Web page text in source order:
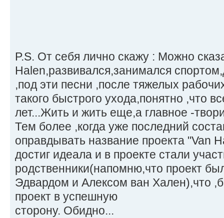
P.S. От себя лично скажу : Можно
Halen,развивался,занимался
,под эти песни ,после тяжелых
такого быстрого ухода,понятно ,что
лет...Жить и жить еще,а главное -
Тем более ,когда уже последний
оправдывать название проекта "Van
достиг идеала и в проекте стали
родственники(напомню,что проект
Эдвардом и Алексом ван Хален),что
проект в успешную
сторону. Обидно...